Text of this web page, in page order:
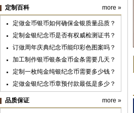
深圳市彬讯科技有限公司（土巴兔）
上海雪榕生物科技股份有限公司
广亚铝业集团
广州市第七中学
广州华夏职业学院
定制百科 more »
定做金币银币如何确保金银质量品质？
定制金银纪念币是否有权威检测证书？
订做周年庆典纪念币能印彩色图案吗？
加工制作银币银条金币金条需要几天？
定制一枚纯金纯银纪念币需要多少钱？
定做金银纪念币章预付款最低是多少？
黄金纯金首饰新国标明年实施，“千足
金”标准取消
纪念银币制作与纪念金币定制：明确使
品质保证 more »